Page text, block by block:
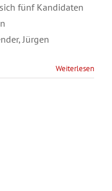
fünf Kandidaten
Jürgen
Weiterlesen